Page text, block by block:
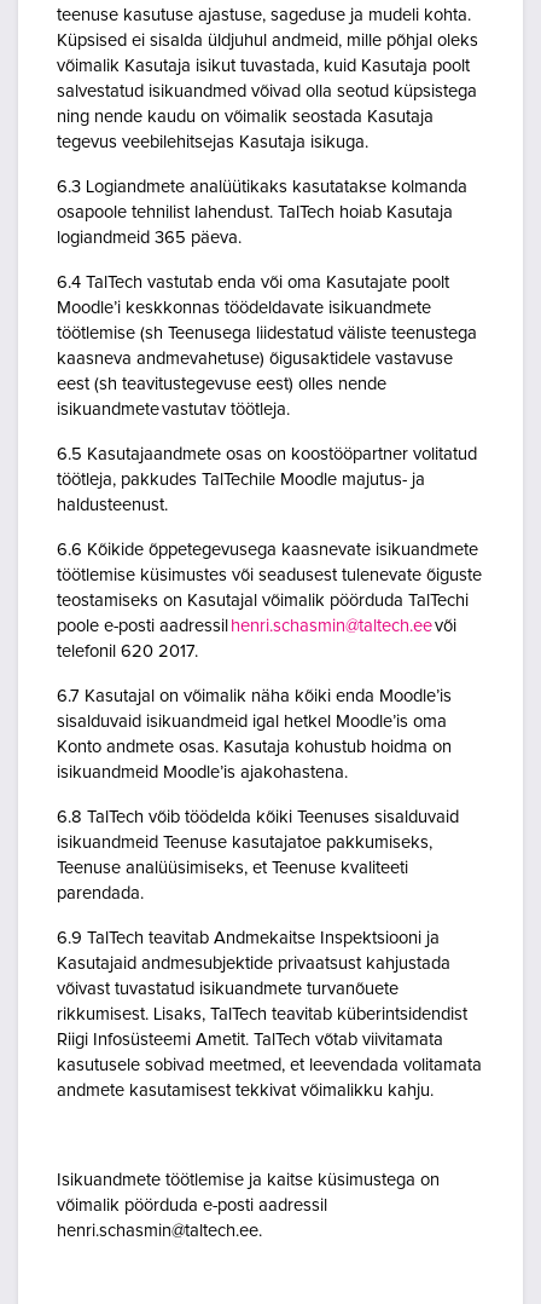
teenuse kasutuse ajastuse, sageduse ja mudeli kohta.
Küpsised ei sisalda üldjuhul andmeid, mille põhjal oleks
võimalik Kasutaja isikut tuvastada, kuid Kasutaja poolt
salvestatud isikuandmed võivad olla seotud küpsistega
ning nende kaudu on võimalik seostada Kasutaja
tegevus veebilehitsejas Kasutaja isikuga.
6.3 Logiandmete analüütikaks kasutatakse kolmanda
osapoole tehnilist lahendust. TalTech hoiab Kasutaja
logiandmeid 365 päeva.
6.4 TalTech vastutab enda või oma Kasutajate poolt
Moodle’i keskkonnas töödeldavate isikuandmete
töötlemise (sh Teenusega liidestatud väliste teenustega
kaasneva andmevahetuse) õigusaktidele vastavuse
eest (sh teavitustegevuse eest) olles nende
isikuandmete vastutav töötleja.
6.5 Kasutajaandmete osas on koostööpartner volitatud
töötleja, pakkudes TalTechile Moodle majutus- ja
haldusteenust.
6.6 Kõikide õppetegevusega kaasnevate isikuandmete
töötlemise küsimustes või seadusest tulenevate õiguste
teostamiseks on Kasutajal võimalik pöörduda TalTechi
poole e-posti aadressil henri.schasmin@taltech.eevõi
telefonil 620 2017.
6.7 Kasutajal on võimalik näha kõiki enda Moodle’is
sisalduvaid isikuandmeid igal hetkel Moodle’is oma
Konto andmete osas. Kasutaja kohustub hoidma on
isikuandmeid Moodle’is ajakohastena.
6.8 TalTech võib töödelda kõiki Teenuses sisalduvaid
isikuandmeid Teenuse kasutajatoe pakkumiseks,
Teenuse analüüsimiseks, et Teenuse kvaliteeti
parendada.
6.9 TalTech teavitab Andmekaitse Inspektsiooni ja
Kasutajaid andmesubjektide privaatsust kahjustada
võivast tuvastatud isikuandmete turvanõuete
rikkumisest. Lisaks, TalTech teavitab küberintsidendist
Riigi Infosüsteemi Ametit. TalTech võtab viivitamata
kasutusele sobivad meetmed, et leevendada volitamata
andmete kasutamisest tekkivat võimalikku kahju.
Isikuandmete töötlemise ja kaitse küsimustega on
võimalik pöörduda e-posti aadressil
henri.schasmin@taltech.ee.